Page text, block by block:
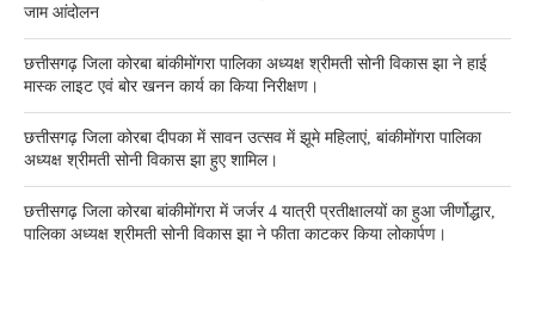
जाम आंदोलन
छत्तीसगढ़ जिला कोरबा बांकीमोंगरा पालिका अध्यक्ष श्रीमती सोनी विकास झा ने हाई
मास्क लाइट एवं बोर खनन कार्य का किया निरीक्षण।
छत्तीसगढ़ जिला कोरबा दीपका में सावन उत्सव में झूमे महिलाएं, बांकीमोंगरा पालिका
अध्यक्ष श्रीमती सोनी विकास झा हुए शामिल।
छत्तीसगढ़ जिला कोरबा बांकीमोंगरा में जर्जर 4 यात्री प्रतीक्षालयों का हुआ जीर्णोद्धार,
पालिका अध्यक्ष श्रीमती सोनी विकास झा ने फीता काटकर किया लोकार्पण।